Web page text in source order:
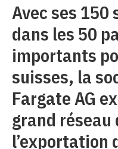
Avec ses
dans les 50
importants
suisses, la
Fargate AG
grand réseau
l’exportation